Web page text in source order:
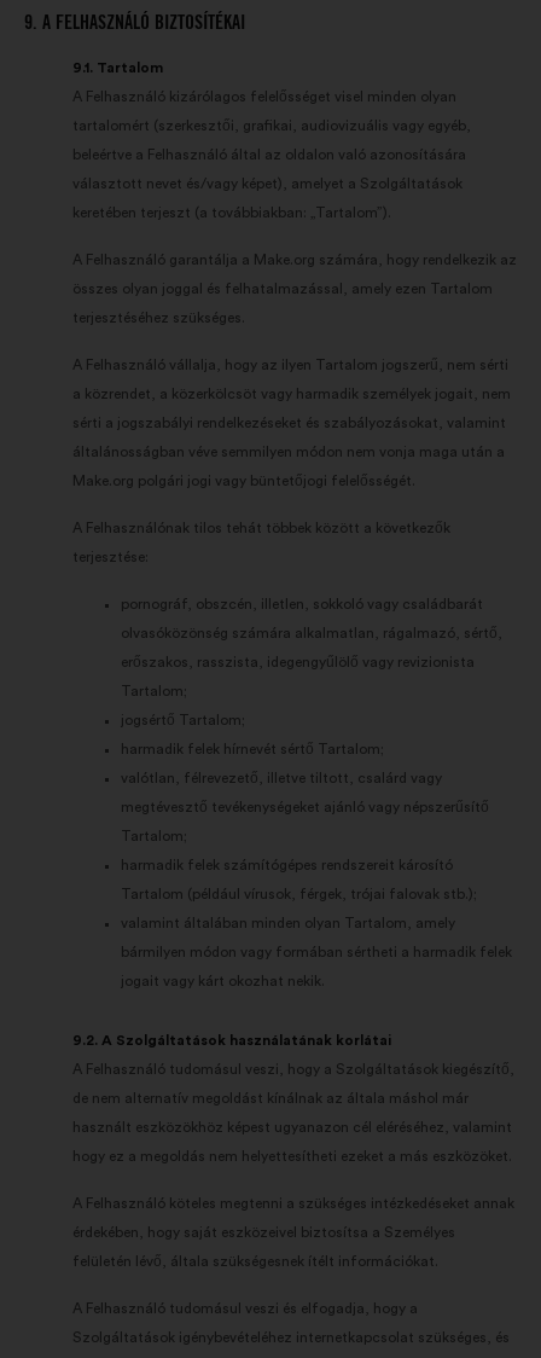
9. A FELHASZNÁLÓ BIZTOSÍTÉKAI
9.1. Tartalom
A Felhasználó kizárólagos felelősséget visel minden olyan
tartalomért (szerkesztői, grafikai, audiovizuális vagy egyéb,
beleértve a Felhasználó által az oldalon való azonosítására
választott nevet és/vagy képet), amelyet a Szolgáltatások
keretében terjeszt (a továbbiakban: „Tartalom”).
A Felhasználó garantálja a Make.org számára, hogy rendelkezik az
összes olyan joggal és felhatalmazással, amely ezen Tartalom
terjesztéséhez szükséges.
A Felhasználó vállalja, hogy az ilyen Tartalom jogszerű, nem sérti
a közrendet, a közerkölcsöt vagy harmadik személyek jogait, nem
sérti a jogszabályi rendelkezéseket és szabályozásokat, valamint
általánosságban véve semmilyen módon nem vonja maga után a
Make.org polgári jogi vagy büntetőjogi felelősségét.
A Felhasználónak tilos tehát többek között a következők
terjesztése:
pornográf, obszcén, illetlen, sokkoló vagy családbarát
olvasóközönség számára alkalmatlan, rágalmazó, sértő,
erőszakos, rasszista, idegengyűlölő vagy revizionista
Tartalom;
jogsértő Tartalom;
harmadik felek hírnevét sértő Tartalom;
valótlan, félrevezető, illetve tiltott, csalárd vagy
megtévesztő tevékenységeket ajánló vagy népszerűsítő
Tartalom;
harmadik felek számítógépes rendszereit károsító
Tartalom (például vírusok, férgek, trójai falovak stb.);
valamint általában minden olyan Tartalom, amely
bármilyen módon vagy formában sértheti a harmadik felek
jogait vagy kárt okozhat nekik.
9.2. A Szolgáltatások használatának korlátai
A Felhasználó tudomásul veszi, hogy a Szolgáltatások kiegészítő,
de nem alternatív megoldást kínálnak az általa máshol már
használt eszközökhöz képest ugyanazon cél eléréséhez, valamint
hogy ez a megoldás nem helyettesítheti ezeket a más eszközöket.
A Felhasználó köteles megtenni a szükséges intézkedéseket annak
érdekében, hogy saját eszközeivel biztosítsa a Személyes
felületén lévő, általa szükségesnek ítélt információkat.
A Felhasználó tudomásul veszi és elfogadja, hogy a
Szolgáltatások igénybevételéhez internetkapcsolat szükséges, és